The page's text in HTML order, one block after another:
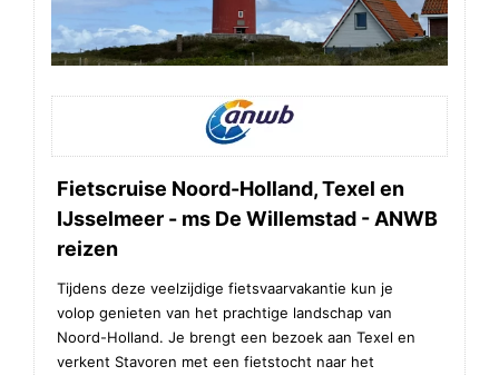
Fietscruise Noord-Holland, Texel en
IJsselmeer - ms De Willemstad - ANWB
reizen
Tijdens deze veelzijdige fietsvaarvakantie kun je
volop genieten van het prachtige landschap van
Noord-Holland. Je brengt een bezoek aan Texel en
verkent Stavoren met een fietstocht naar het